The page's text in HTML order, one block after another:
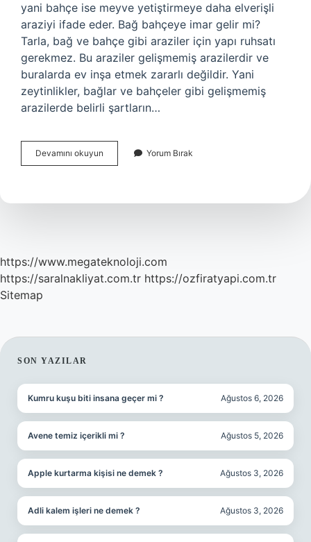
yani bahçe ise meyve yetiştirmeye daha elverişli
araziyi ifade eder. Bağ bahçeye imar gelir mi?
Tarla, bağ ve bahçe gibi araziler için yapı ruhsatı
gerekmez. Bu araziler gelişmemiş arazilerdir ve
buralarda ev inşa etmek zararlı değildir. Yani
zeytinlikler, bağlar ve bahçeler gibi gelişmemiş
arazilerde belirli şartların…
Devamını okuyun
Bahçe
Yere
Yorum Bırak
https://www.megateknoloji.com
https://saralnakliyat.com.tr https://ozfiratyapi.com.tr
Sitemap
SIDEBAR
SON YAZILAR
Kumru kuşu biti insana geçer mi ? Ağustos 6, 2026
Avene temiz içerikli mi ? Ağustos 5, 2026
Apple kurtarma kişisi ne demek ? Ağustos 3, 2026
Adli kalem işleri ne demek ? Ağustos 3, 2026